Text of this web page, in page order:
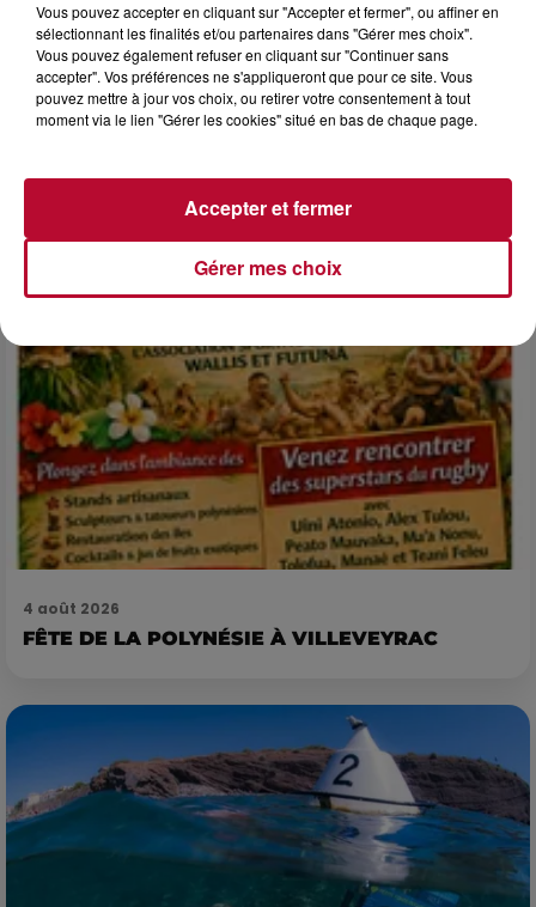
6 août 2026
NÎMES : « LE RÊVE DU GLADIATEUR » INVESTIT
7 et 8 août. Une fresque nocturne...
4 août 2026
FÊTE DE LA POLYNÉSIE À VILLEVEYRAC
Vous pouvez accepter en cliquant sur "Accepter et fermer", ou affiner en
sélectionnant les finalités et/ou partenaires dans "Gérer mes choix".
Vous pouvez également refuser en cliquant sur "Continuer sans
accepter". Vos préférences ne s'appliqueront que pour ce site. Vous
pouvez mettre à jour vos choix, ou retirer votre consentement à tout
moment via le lien "Gérer les cookies" situé en bas de chaque page.
Gérer mes choix
Accepter et fermer